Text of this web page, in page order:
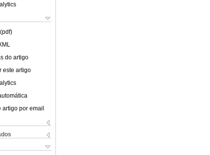
do artigo
este artigo
artigo por email